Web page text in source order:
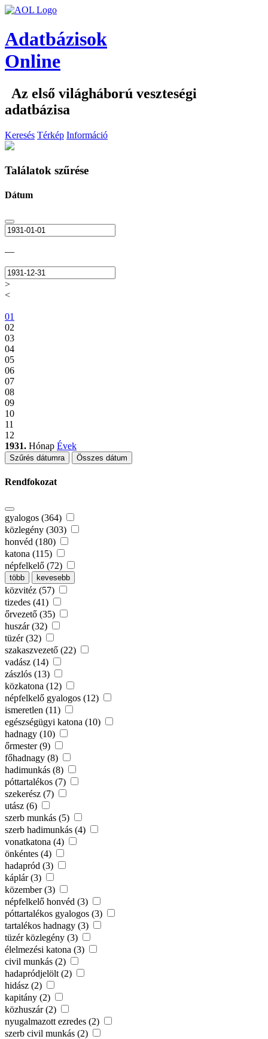
Adatbázisok
Online
Az első világháború veszteségi
adatbázisa
Keresés Térkép Információ
Találatok szűrése
Dátum
—
>
<
01
02
03
04
05
06
07
08
09
10
11
12
1931. Hónap Évek
Szűrés dátumra Összes dátum
Rendfokozat
gyalogos (364)
közlegény (303)
honvéd (180)
katona (115)
népfelkelő (72)
több kevesebb
közvitéz (57)
tizedes (41)
őrvezető (35)
huszár (32)
tüzér (32)
szakaszvezető (22)
vadász (14)
zászlós (13)
közkatona (12)
népfelkelő gyalogos (12)
ismeretlen (11)
egészségügyi katona (10)
hadnagy (10)
őrmester (9)
főhadnagy (8)
hadimunkás (8)
póttartalékos (7)
szekerész (7)
utász (6)
szerb munkás (5)
szerb hadimunkás (4)
vonatkatona (4)
önkéntes (4)
hadapród (3)
káplár (3)
közember (3)
népfelkelő honvéd (3)
póttartalékos gyalogos (3)
tartalékos hadnagy (3)
tüzér közlegény (3)
élelmezési katona (3)
civil munkás (2)
hadapródjelölt (2)
hidász (2)
kapitány (2)
közhuszár (2)
nyugalmazott ezredes (2)
szerb civil munkás (2)